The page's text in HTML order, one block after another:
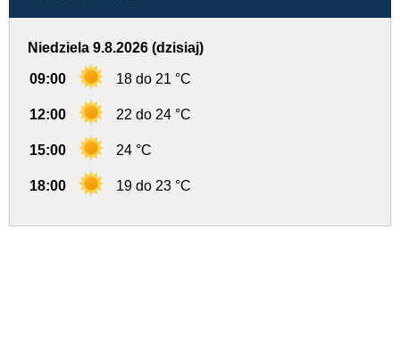
Niedziela 9.8.2026 (dzisiaj)
09:00 18 do 21 °C
12:00 22 do 24 °C
15:00 24 °C
18:00 19 do 23 °C